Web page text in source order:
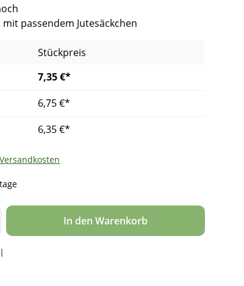
passendem Jutesäckchen
Stückpreis
7,35 €*
6,75 €*
6,35 €*
Gib den gewünschten Wert ein
In den Warenkorb